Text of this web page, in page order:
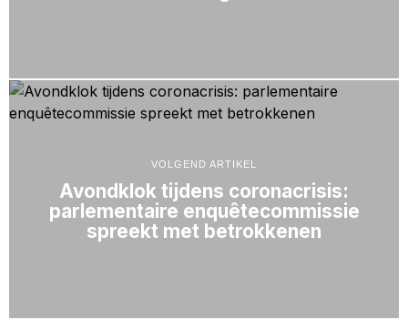
VOLGEND ARTIKEL
Avondklok tijdens coronacrisis:
parlementaire enquêtecommissie
spreekt met betrokkenen